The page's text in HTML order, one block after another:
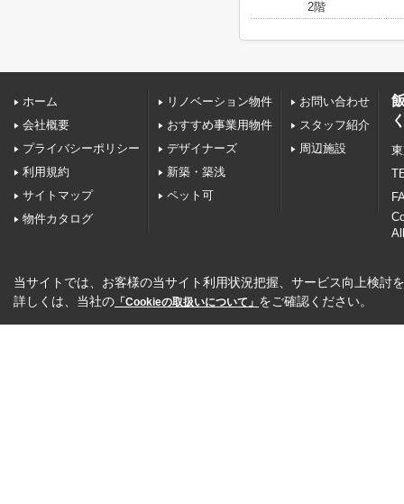
2階
ホーム
会社概要
プライバシーポリシー
利用規約
サイトマップ
物件カタログ
リノベーション物件
おすすめ事業用物件
デザイナーズ
新築・築浅
ペット可
お問い合わせ
スタッフ紹介
周辺施設
当サイトでは、お客様の当サイト利用状況把握、サービス向上検討
詳しくは、当社の 「Cookieの取扱いについて」 をご確認ください。